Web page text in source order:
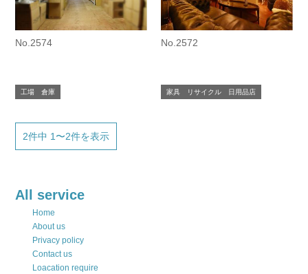
No.2574
工場 倉庫
No.2572
家具 リサイクル 日用品店
2件中 1〜2件を表示
All service
Home
About us
Privacy policy
Contact us
Loacation require